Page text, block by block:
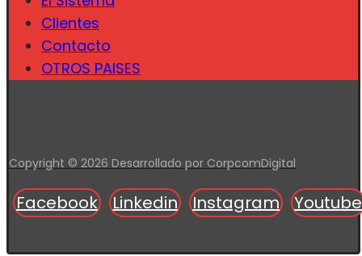
Clientes
Contacto
OTROS PAISES
Copyright © 2026 Desarrollado por CorpcomDigital
Facebook Linkedin Instagram Youtube